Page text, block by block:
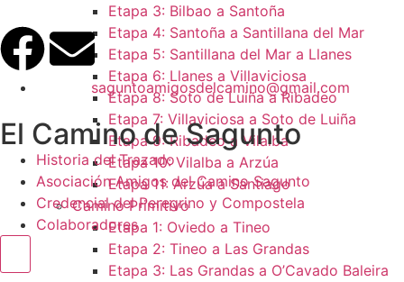
Etapa 3: Bilbao a Santoña
Etapa 4: Santoña a Santillana del Mar
Etapa 5: Santillana del Mar a Llanes
Etapa 6: Llanes a Villaviciosa
Etapa 8: Soto de Luiña a Ribadeo
Etapa 7: Villaviciosa a Soto de Luiña
Etapa 9: Ribadeo a Vilalba
Etapa 10: Vilalba a Arzúa
Etapa 11: Arzúa a Santiago
Camino Primitivo
Etapa 1: Oviedo a Tineo
Etapa 2: Tineo a Las Grandas
Etapa 3: Las Grandas a O’Cavado Baleira
saguntoamigosdelcamino@gmail.com
El Camino de Sagunto
Historia del Trazado
Asociación Amigos del Camino Sagunto
Credencial del Peregrino y Compostela
Colaboradores
Menú conmutador hamburguesa